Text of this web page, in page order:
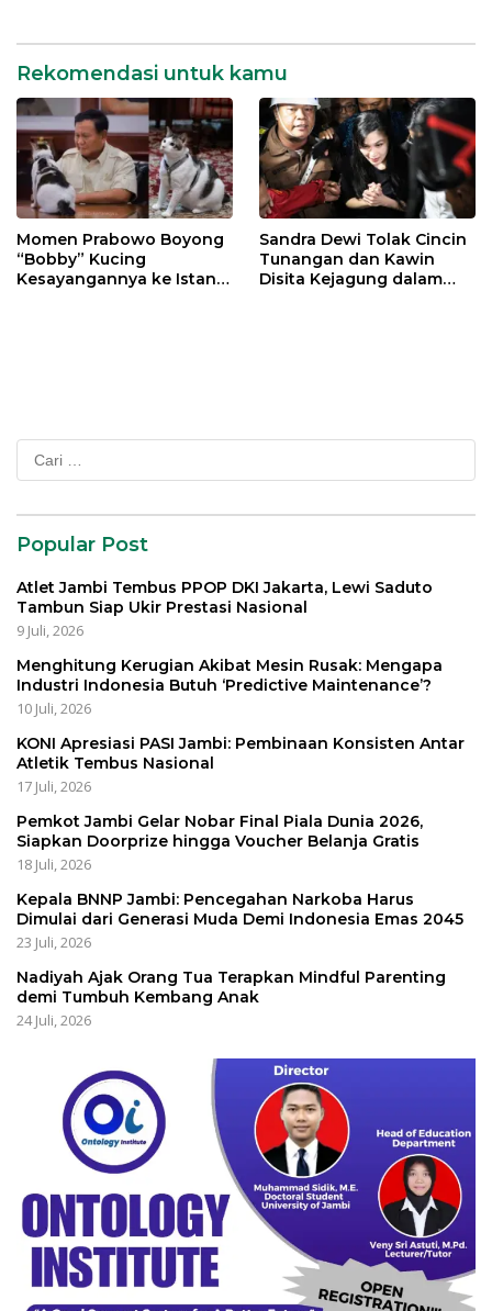
Rekomendasi untuk kamu
Momen Prabowo Boyong
“Bobby” Kucing
Kesayangannya ke Istana
Sandra Dewi Tolak Cincin
Tunangan dan Kawin
Disita Kejagung dalam
Cari
untuk:
Popular Post
Atlet Jambi Tembus PPOP DKI Jakarta, Lewi Saduto
Tambun Siap Ukir Prestasi Nasional
9 Juli, 2026
Menghitung Kerugian Akibat Mesin Rusak: Mengapa
Industri Indonesia Butuh ‘Predictive Maintenance’?
10 Juli, 2026
KONI Apresiasi PASI Jambi: Pembinaan Konsisten Antar
Atletik Tembus Nasional
17 Juli, 2026
Pemkot Jambi Gelar Nobar Final Piala Dunia 2026,
Siapkan Doorprize hingga Voucher Belanja Gratis
18 Juli, 2026
Kepala BNNP Jambi: Pencegahan Narkoba Harus
Dimulai dari Generasi Muda Demi Indonesia Emas 2045
23 Juli, 2026
Nadiyah Ajak Orang Tua Terapkan Mindful Parenting
demi Tumbuh Kembang Anak
24 Juli, 2026